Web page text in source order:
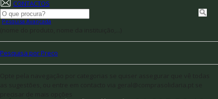
CONTACTOS
Pesquisa Avançada
Pesquisa por Preço